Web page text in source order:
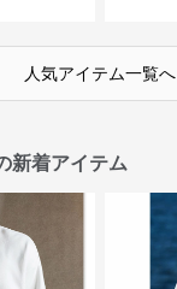
人気アイテム一覧へ
新着アイテム